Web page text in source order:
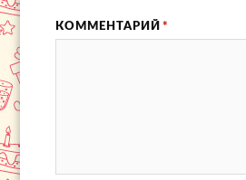
КОММЕНТАРИЙ *